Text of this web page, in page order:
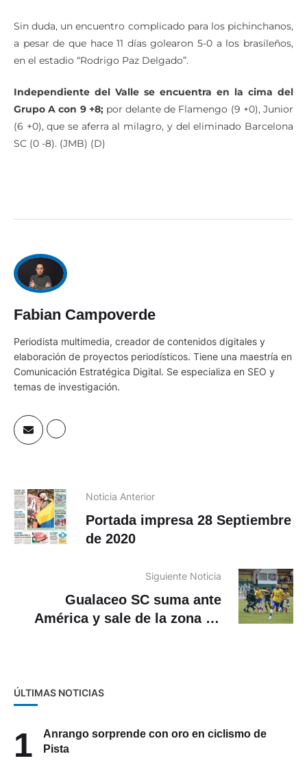
Sin duda, un encuentro complicado para los pichinchanos,
a pesar de que hace 11 días golearon 5-0 a los brasileños,
en el estadio “Rodrigo Paz Delgado”.
Independiente del Valle se encuentra en la cima del
Grupo A con 9 +8;por delante de Flamengo (9 +0), Junior
(6 +0), que se aferra al milagro, y del eliminado Barcelona
SC (0 -8). (JMB) (D)
Fabian Campoverde
Periodista multimedia, creador de contenidos digitales y
elaboración de proyectos periodísticos. Tiene una maestría en
Comunicación Estratégica Digital. Se especializa en SEO y
temas de investigación.
Noticia Anterior
Portada impresa 28 Septiembre
de 2020
Siguiente Noticia
Gualaceo SC suma ante
América y sale de la zona de
ÚLTIMAS NOTICIAS
1
Anrango sorprende con oro en ciclismo de
Pista